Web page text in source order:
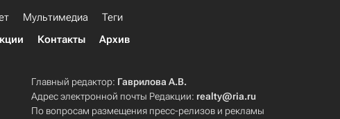
Мультимедиа
Теги
Контакты Архив
Главный редактор: Гаврилова А.В.
Адрес электронной почты Редакции: realty@ria.ru
По вопросам размещения пресс-релизов и рекламы